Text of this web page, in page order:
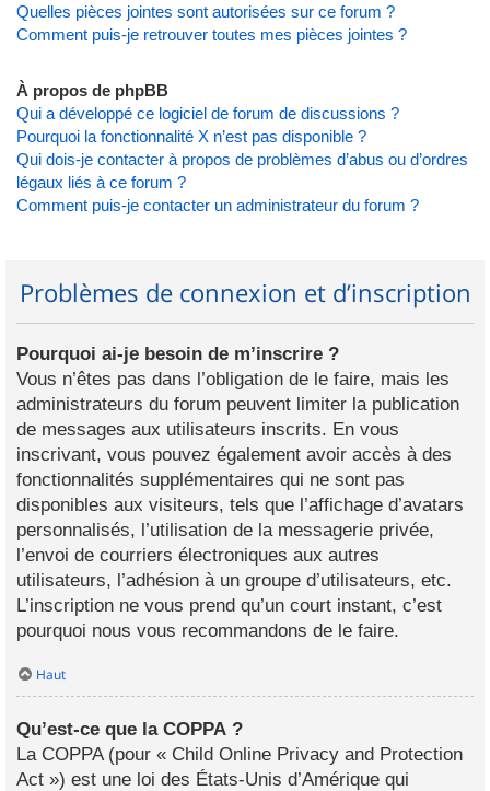
Quelles pièces jointes sont autorisées sur ce forum ?
Comment puis-je retrouver toutes mes pièces jointes ?
À propos de phpBB
Qui a développé ce logiciel de forum de discussions ?
Pourquoi la fonctionnalité X n’est pas disponible ?
Qui dois-je contacter à propos de problèmes d’abus ou d’ordres
légaux liés à ce forum ?
Comment puis-je contacter un administrateur du forum ?
Problèmes de connexion et d’inscription
Pourquoi ai-je besoin de m’inscrire ?
Vous n’êtes pas dans l’obligation de le faire, mais les
administrateurs du forum peuvent limiter la publication
de messages aux utilisateurs inscrits. En vous
inscrivant, vous pouvez également avoir accès à des
fonctionnalités supplémentaires qui ne sont pas
disponibles aux visiteurs, tels que l’affichage d’avatars
personnalisés, l’utilisation de la messagerie privée,
l’envoi de courriers électroniques aux autres
utilisateurs, l’adhésion à un groupe d’utilisateurs, etc.
L’inscription ne vous prend qu’un court instant, c’est
pourquoi nous vous recommandons de le faire.
Haut
Qu’est-ce que la COPPA ?
La COPPA (pour « Child Online Privacy and Protection
Act ») est une loi des États-Unis d’Amérique qui